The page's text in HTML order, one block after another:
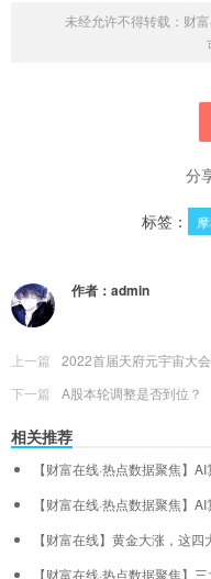
未经允许不得转载： 财
分
标签：
作者： admin
上一篇
2022首届天府元宇宙大
下一篇
A股本轮调整是否到位？
相关推荐
【财富在线·热点数据聚焦】
【财富在线·热点数据聚焦】
【财富在线】黄金大涨，这四
【财富在线·热点数据聚焦】